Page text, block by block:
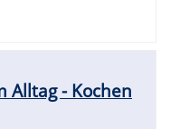
- Kochen